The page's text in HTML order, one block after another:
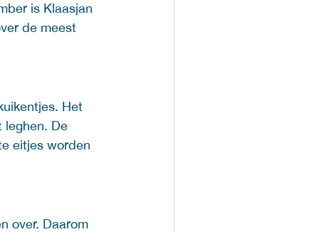
is Klaasjan
de meest
Het
leghen. De
eitjes worden
over. Daarom